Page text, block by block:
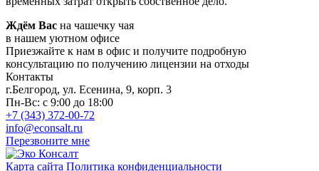
Ждём Вас на чашечку чая
в нашем уютном офисе
Приезжайте к нам в офис и получите подробную
консультацию по получению лицензии на отходы
Контакты
г.Белгород, ул. Есенина, 9, корп. 3
Пн-Вс: с 9:00 до 18:00
+7 (343) 372-00-72
info@econsalt.ru
Перезвоните мне
Карта сайта Политика конфиденциальности